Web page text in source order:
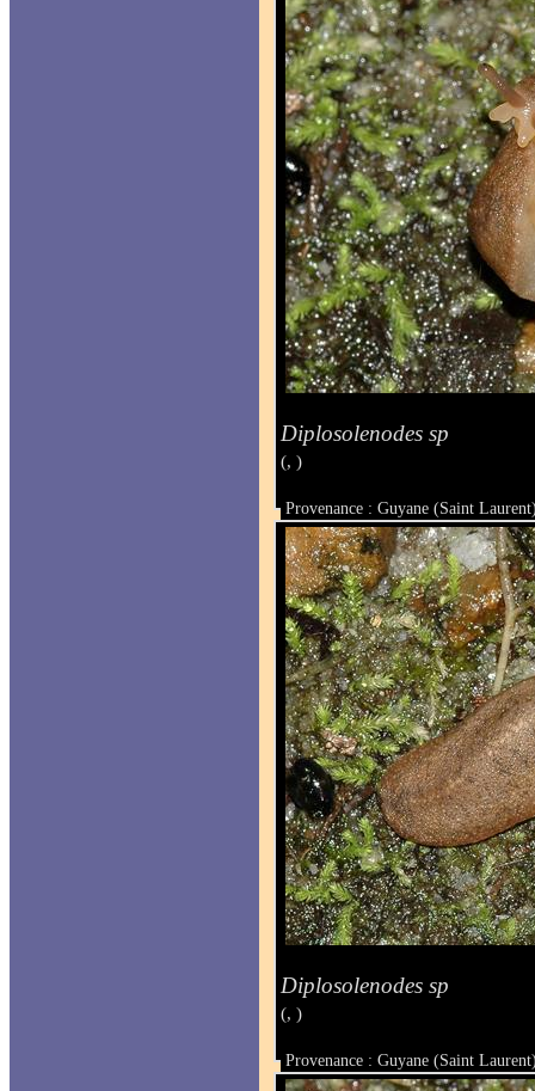
Diplosolenodes sp
(, )
Provenance : Guyane (Saint
Taille :
Diplosolenodes sp
(, )
Provenance : Guyane (Saint
Taille :